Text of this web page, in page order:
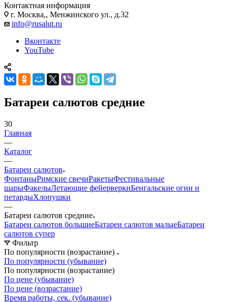
Контактная информация
г. Москва,, Менжинского ул., д.32
info@rusalut.ru
Вконтакте
YouTube
Батареи салютов средние
30
Главная
—
Каталог
—
Батареи салютов
ФонтаныРимские свечиРакетыФестивальные
шарыФакелыЛетающие фейерверкиБенгальские огни и
петардыХлопушки
—
Батареи салютов средние
Батареи салютов большиеБатареи салютов малыеБатареи
салютов супер
Фильтр
По популярности (возрастание)
По популярности (убывание)
По популярности (возрастание)
По цене (убывание)
По цене (возрастание)
Время работы, сек. (убывание)